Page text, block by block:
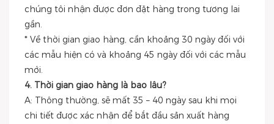
chúng tôi nhận được đơn đặt hàng trong tương lai
gần.
* Về thời gian giao hàng, cần khoảng 30 ngày đối với
các mẫu hiện có và khoảng 45 ngày đối với các mẫu
mới.
4. Thời gian giao hàng là bao lâu?
A: Thông thường, sẽ mất 35 – 40 ngày sau khi mọi
chi tiết được xác nhận để bắt đầu sản xuất hàng